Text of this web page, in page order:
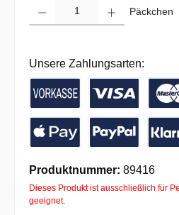
Päckchen
Unsere Zahlungsarten:
Vorkasse / Banküberweisung
Kreditkarte
Produktnummer: 89416
Dieses Produkt ist ausschließlich für
geeignet.